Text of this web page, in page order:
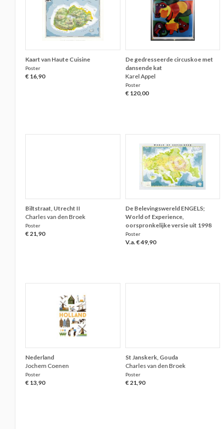
Kaart van Haute Cuisine
Poster
€ 16,90
De gedresseerde circuskoe met
dansende kat
Karel Appel
Poster
€ 120,00
Biltstraat, Utrecht II
Charles van den Broek
Poster
€ 21,90
De Belevingswereld ENGELS;
World of Experience,
oorspronkelijke versie uit 1998
Poster
V.a. € 49,90
Nederland
Jochem Coenen
Poster
€ 13,90
St Janskerk, Gouda
Charles van den Broek
Poster
€ 21,90